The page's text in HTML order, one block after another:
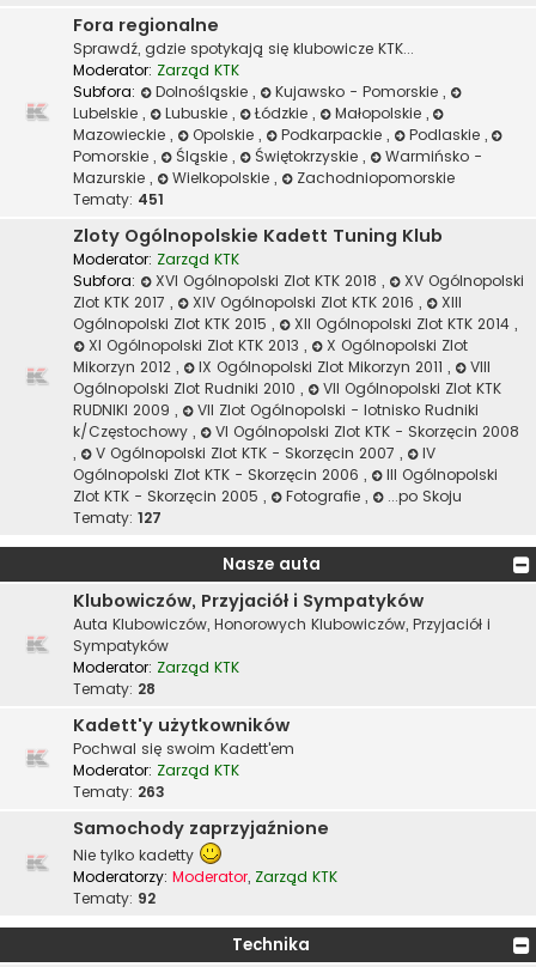
Fora regionalne
Sprawdź, gdzie spotykają się klubowicze KTK...
Moderator: Zarząd KTK
Subfora:
Dolnośląskie , Kujawsko - Pomorskie ,
Lubelskie , Lubuskie , Łódzkie , Małopolskie ,
Mazowieckie , Opolskie , Podkarpackie , Podlaskie ,
Pomorskie , Śląskie , Świętokrzyskie ,
Warmińsko -
Mazurskie , Wielkopolskie ,
Zachodniopomorskie
Tematy: 451
Zloty Ogólnopolskie Kadett Tuning Klub
Moderator: Zarząd KTK
Subfora:
XVI Ogólnopolski Zlot KTK 2018 ,
XV Ogólnopolski
Zlot KTK 2017 , XIV Ogólnopolski Zlot KTK 2016 ,
XIII
Ogólnopolski Zlot KTK 2015 , XII Ogólnopolski Zlot KTK 2014 ,
XI Ogólnopolski Zlot KTK 2013 ,
X Ogólnopolski Zlot
Mikorzyn 2012 , IX Ogólnopolski Zlot Mikorzyn 2011 ,
VIII
Ogólnopolski Zlot Rudniki 2010 ,
VII Ogólnopolski Zlot KTK
RUDNIKI 2009 ,
VII Zlot Ogólnopolski - lotnisko Rudniki
k/Częstochowy ,
VI Ogólnopolski Zlot KTK - Skorzęcin 2008
,
V Ogólnopolski Zlot KTK - Skorzęcin 2007 ,
IV
Ogólnopolski Zlot KTK - Skorzęcin 2006 ,
III Ogólnopolski
Zlot KTK - Skorzęcin 2005 , Fotografie ,
...po Skoju
Tematy: 127
Nasze auta
Klubowiczów, Przyjaciół i Sympatyków
Auta Klubowiczów, Honorowych Klubowiczów, Przyjaciół i
Sympatyków
Moderator: Zarząd KTK
Tematy: 28
Kadett'y użytkowników
Pochwal się swoim Kadett'em
Moderator: Zarząd KTK
Tematy: 263
Samochody zaprzyjaźnione
Nie tylko kadetty
Moderatorzy: Moderator, Zarząd KTK
Tematy: 92
Technika